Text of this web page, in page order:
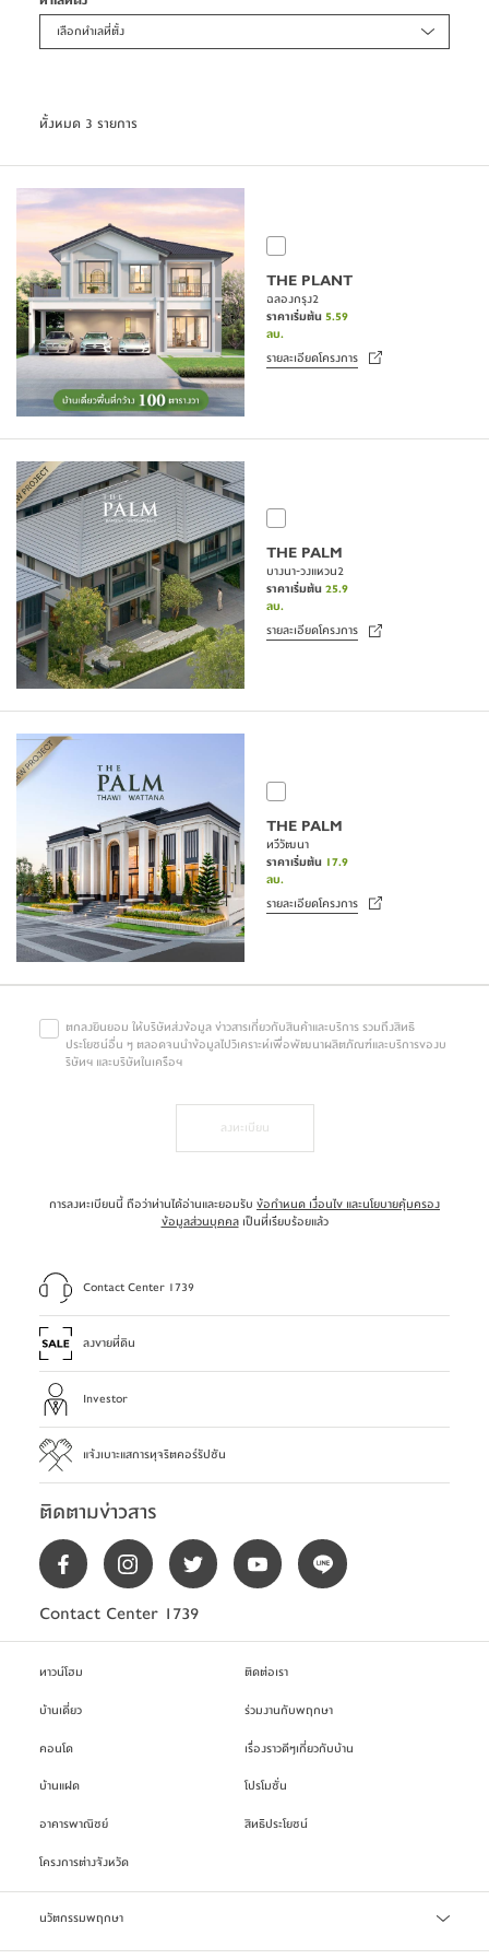
ต้องกังวลเรื่องเสียงรบกวนจากภายนอก หรือปัญหาความขัดแย้งกับเพื่อนบ้าน
เรื่องขอบเขตที่ดิน ซึ่งเป็นสิ่งที่หาได้ยากในบ้านขนาดเล็กหรือทาวน์โฮม
รอบบ้าน
บ้านเดี่ยว 100 ตารางวา ถูกออกแบบโดยคำนึงถึงความสะดวกสบายในการใช้
ขนาดนี้สามารถรองรับรถยนต์ 3-4 คัน ได้อย่างสบาย นอกจากนี้ พื้นที่ว่างที่
เหลือรอบบ้านยังสามารถใช้เป็นลานกิจกรรมภายนอกที่ยืดหยุ่น เช่น จัดทำเป็น
สวนสวย, ลานบาร์บีคิวปิ้งย่าง, หรือพื้นที่สำหรับเด็กๆ และสัตว์เลี้ยงวิ่งเล่นได้
อย่างปลอดภัย
4. ศักยภาพในการต่อเติมและเพิ่มมูลค่าใน
ระยะยาว
การซื้อบ้านเดี่ยวหลังใหญ่ขนาด 100 ตารางวา คือการลงทุนที่คุ้มค่าในระยะยาว
ที่ดินขนาดใหญ่ให้ความยืดหยุ่นสูงในการต่อเติมและปรับเปลี่ยนฟังก์ชันใน
อนาคต หากครอบครัวมีการขยายตัวหรือความต้องการเปลี่ยนไป คุณสามารถ
ต่อเติมห้องแม่บ้าน เรือนรับรองแขก หรือขยายพื้นที่ครัวได้อย่างสะดวกสบาย
โดยไม่กระทบโครงสร้างหลักของบ้าน ทำให้บ้าน 100 ตารางวา ยังคงตอบโจทย์
การอยู่อาศัยได้อย่างต่อเนื่องและรักษามูลค่าของสินทรัพย์ให้เติบโตได้ดีใน
อนาคต
นอกจากบ้าน 100 ตารางวา แล้ว หากต้องการบ้านที่มีพื้นที่ใช้สอยเยอะและ
รองรับครอบครัวใหญ่ รวมทั้งอยู่อาสัยได้ทุกช่วงอายุ บ้านเดี่ยว 3 ชั้น
ได้ทำเลที่พรีเมี่ยมขึ้น เช่น โซนใจกลางเมือง ซึ่งนับว่าเป็นอีกทางเลือก ที่ตอบ
โจทย์ได้เป็นอย่างดี โดยพฤกษา เรียลเอสเตท มีให้เลือกครบทุกความต้องการ
ของการอยู่อาศัยทุกรูปแบบ
ต้องกังวลเรื่องเสียงรบกวนจากภายนอก หรือปัญหาความขัดแย้งกับเพื่อนบ้าน
เรื่องขอบเขตที่ดิน ซึ่งเป็นสิ่งที่หาได้ยากในบ้านขนาดเล็กหรือทาวน์โฮม
รอบบ้าน
บ้านเดี่ยว 100 ตารางวา ถูกออกแบบโดยคำนึงถึงความสะดวกสบายในการใช้
ขนาดนี้สามารถรองรับรถยนต์ 3-4 คัน ได้อย่างสบาย นอกจากนี้ พื้นที่ว่างที่
เหลือรอบบ้านยังสามารถใช้เป็นลานกิจกรรมภายนอกที่ยืดหยุ่น เช่น จัดทำเป็น
สวนสวย, ลานบาร์บีคิวปิ้งย่าง, หรือพื้นที่สำหรับเด็กๆ และสัตว์เลี้ยงวิ่งเล่นได้
อย่างปลอดภัย
4. ศักยภาพในการต่อเติมและเพิ่มมูลค่าใน
ระยะยาว
การซื้อบ้านเดี่ยวหลังใหญ่ขนาด 100 ตารางวา คือการลงทุนที่คุ้มค่าในระยะยาว
ที่ดินขนาดใหญ่ให้ความยืดหยุ่นสูงในการต่อเติมและปรับเปลี่ยนฟังก์ชันใน
อนาคต หากครอบครัวมีการขยายตัวหรือความต้องการเปลี่ยนไป คุณสามารถ
ต่อเติมห้องแม่บ้าน เรือนรับรองแขก หรือขยายพื้นที่ครัวได้อย่างสะดวกสบาย
โดยไม่กระทบโครงสร้างหลักของบ้าน ทำให้บ้าน 100 ตารางวา ยังคงตอบโจทย์
การอยู่อาศัยได้อย่างต่อเนื่องและรักษามูลค่าของสินทรัพย์ให้เติบโตได้ดีใน
อนาคต
นอกจากบ้าน 100 ตารางวา แล้ว หากต้องการบ้านที่มีพื้นที่ใช้สอยเยอะและ
รองรับครอบครัวใหญ่ รวมทั้งอยู่อาสัยได้ทุกช่วงอายุ บ้านเดี่ยว 3 ชั้น
ได้ทำเลที่พรีเมี่ยมขึ้น เช่น โซนใจกลางเมือง ซึ่งนับว่าเป็นอีกทางเลือก ที่ตอบ
โจทย์ได้เป็นอย่างดี โดยพฤกษา เรียลเอสเตท มีให้เลือกครบทุกความต้องการ
ของการอยู่อาศัยทุกรูปแบบ
เลือกทำเลที่ตั้ง
ทั้งหมด 3 รายการ
THE PLANT
ฉลองกรุง2
ราคาเริ่มต้น 5.59
ลบ.
รายละเอียดโครงการ
THE PALM
บางนา-วงแหวน2
ราคาเริ่มต้น 25.9
ลบ.
รายละเอียดโครงการ
THE PALM
ทวีวัฒนา
ราคาเริ่มต้น 17.9
ลบ.
รายละเอียดโครงการ
ตกลงยินยอม ให้บริษัทส่งข้อมูล ข่าวสารเกี่ยวกับสินค้าและบริการ รวมถึงสิทธิ
ประโยชน์อื่น ๆ ตลอดจนนำข้อมูลไปวิเคราะห์เพื่อพัฒนาผลิตภัณฑ์และบริการของบ
ริษัทฯ และบริษัทในเครือฯ
ลงทะเบียน
การลงทะเบียนนี้ ถือว่าท่านได้อ่านและยอมรับ ข้อกำหนด เงื่อนไข และนโยบายคุ้มครอง
ข้อมูลส่วนบุคคล เป็นที่เรียบร้อยแล้ว
Contact Center 1739
ลงขายที่ดิน
Investor
แจ้งเบาะแสการทุจริตคอร์รัปชัน
ติดตามข่าวสาร
Contact Center 1739
ทาวน์โฮม
บ้านเดี่ยว
คอนโด
บ้านแฝด
อาคารพาณิชย์
โครงการต่างจังหวัด
ติดต่อเรา
ร่วมงานกับพฤกษา
เรื่องราวดีๆเกี่ยวกับบ้าน
โปรโมชั่น
สิทธิประโยชน์
นวัตกรรมพฤกษา
เทคโนโลยี Precast